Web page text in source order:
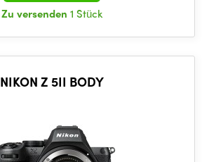
Zu versenden 1 Stück
NIKON Z 5II BODY